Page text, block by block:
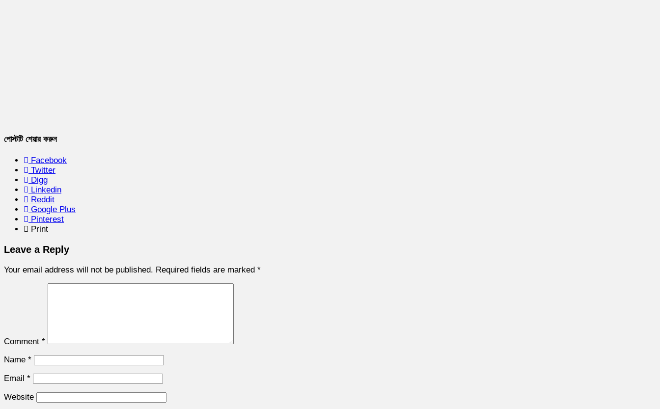
পোস্টটি শেয়ার করুন
Facebook
Twitter
Digg
Linkedin
Reddit
Google Plus
Pinterest
Print
Leave a Reply
Your email address will not be published. Required fields are marked *
Comment *
Name *
Email *
Website